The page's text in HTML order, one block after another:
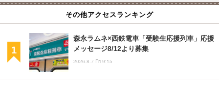
その他アクセスランキング
森永ラムネ×西鉄電車「受験生応援列車」応援
メッセージ8/12より募集
2026.8.7 Fri 9:15